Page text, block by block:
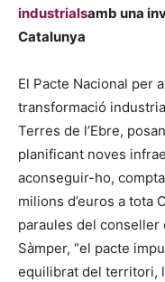
industrialsamb una
Catalunya
El Pacte Nacional per
transformació
Terres de l’Ebre,
planificant noves
aconseguir-ho,
milions d’euros a tota
paraules del conseller
Sàmper, “el pacte
equilibrat del territori,